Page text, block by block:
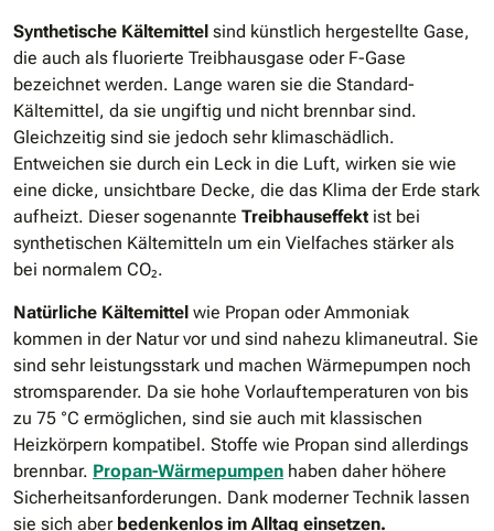
Synthetische Kältemittel sind künstlich hergestellte Gase,
die auch als fluorierte Treibhausgase oder F-Gase
bezeichnet werden. Lange waren sie die Standard-
Kältemittel, da sie ungiftig und nicht brennbar sind.
Gleichzeitig sind sie jedoch sehr klimaschädlich.
Entweichen sie durch ein Leck in die Luft, wirken sie wie
eine dicke, unsichtbare Decke, die das Klima der Erde stark
aufheizt. Dieser sogenannte Treibhauseffekt ist bei
synthetischen Kältemitteln um ein Vielfaches stärker als
bei normalem CO₂.
Natürliche Kältemittel wie Propan oder Ammoniak
kommen in der Natur vor und sind nahezu klimaneutral. Sie
sind sehr leistungsstark und machen Wärmepumpen noch
stromsparender. Da sie hohe Vorlauftemperaturen von bis
zu 75 °C ermöglichen, sind sie auch mit klassischen
Heizkörpern kompatibel. Stoffe wie Propan sind allerdings
brennbar. Propan-Wärmepumpen haben daher höhere
Sicherheitsanforderungen. Dank moderner Technik lassen
sie sich aber bedenkenlos im Alltag einsetzen.